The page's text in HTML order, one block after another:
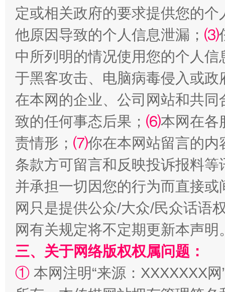
事关残疾人未来5年
规模最大的光氢储一体化项目
定或相关政府的要求提供您的个
他原因导致的个人信息泄漏； ⑶
中所列明的情况使用您的个人
于黑客攻击、电脑病毒侵入或
在本网的企业、公司网站和共
致的任何事态后果； ⑹本网在各
责情形； ⑺你在本网站留言的内
条款方可留言和反映投诉报料
并承担一切因您的行为而直接
网只是提供公众/大众/民众话语
网有关规定将不定期更新本声明
三、关于网络版权权属问题：
① 本网注明“来源：XXXXXXX